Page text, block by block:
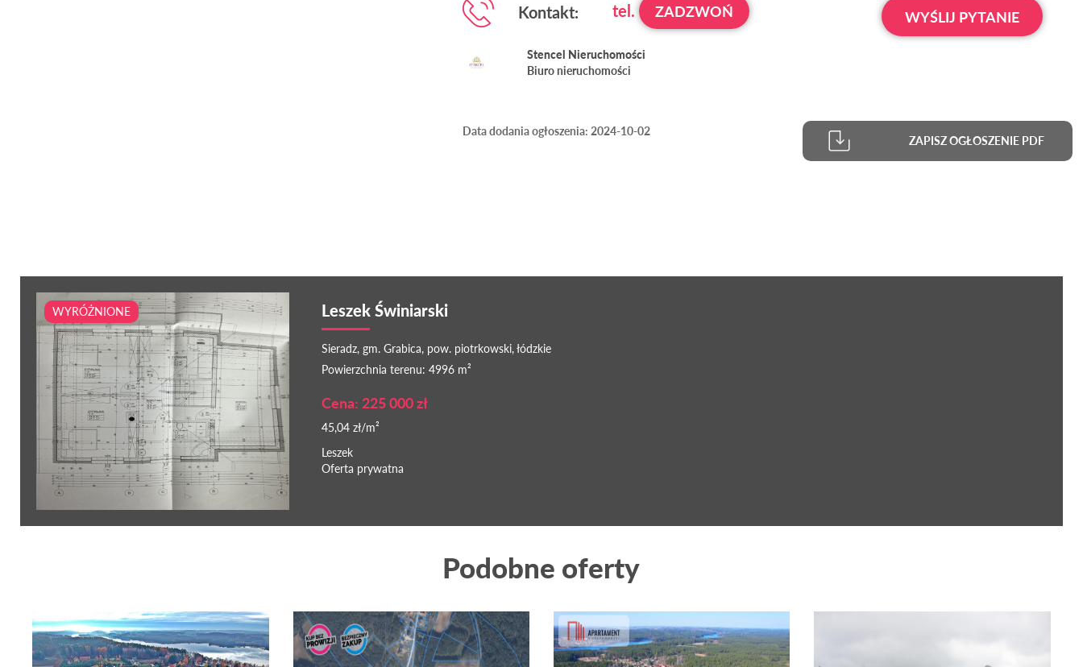
Kontakt: tel. ZADZWOŃ WYŚLIJ PYTANIE
Stencel Nieruchomości
Biuro nieruchomości
Data dodania ogłoszenia: 2024-10-02
ZAPISZ OGŁOSZENIE PDF
WYRÓŻNIONE Leszek Świniarski
Sieradz, gm. Grabica, pow. piotrkowski, łódzkie
Powierzchnia terenu: 4996 m²
Cena: 225 000 zł
45,04 zł/m²
Leszek
Oferta prywatna
Podobne oferty